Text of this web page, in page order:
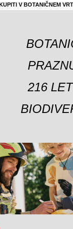
V BOTANIČNEM
216